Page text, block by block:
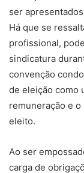
ser
Há que se
profissional,
sindicatura
convenção
de eleição como
remuneração e
eleito.
Ao ser
carga de